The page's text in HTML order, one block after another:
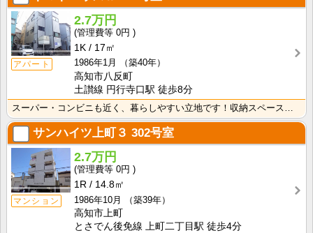
アパート
2.7万円
0円
1K
17㎡
1986年1月
（築40年）
高知市八反町
土讃線 円行寺口駅 徒歩8分
スーパー・コンビニも近く、暮らしやすい立地です！収納スペースあり♪キッチンに窓がついているので、お料･･･
サンハイツ上町３ 302号室
マンション
2.7万円
0円
1R
14.8㎡
1986年10月
（築39年）
高知市上町
とさでん後免線 上町二丁目駅 徒歩4分